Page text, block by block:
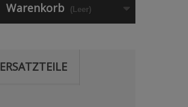
Warenkorb (Leer)
ERSATZTEILE